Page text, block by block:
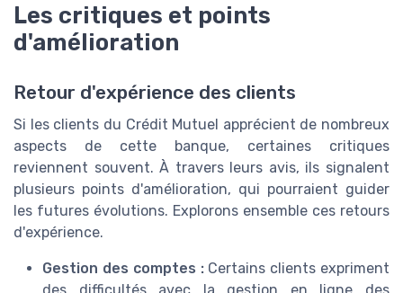
Les critiques et points
d'amélioration
Retour d'expérience des clients
Si les clients du Crédit Mutuel apprécient de nombreux
aspects de cette banque, certaines critiques
reviennent souvent. À travers leurs avis, ils signalent
plusieurs points d'amélioration, qui pourraient guider
les futures évolutions. Explorons ensemble ces retours
d'expérience.
Gestion des comptes :Certains clients expriment
des difficultés avec la gestion en ligne des